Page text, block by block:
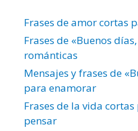
Frases de amor cortas
Frases de «Buenos
románticas
Mensajes y frases de
para enamorar
Frases de la vida
pensar